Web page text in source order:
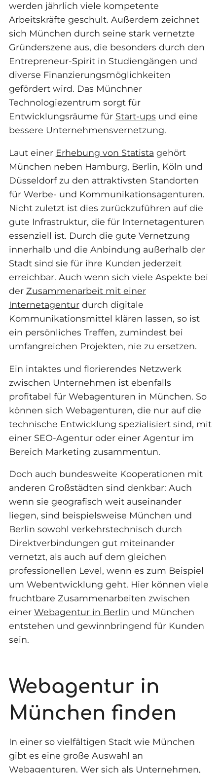
werden jährlich viele kompetente
Arbeitskräfte geschult. Außerdem zeichnet
sich München durch seine stark vernetzte
Gründerszene aus, die besonders durch den
Entrepreneur-Spirit in Studiengängen und
diverse Finanzierungsmöglichkeiten
gefördert wird. Das Münchner
Technologiezentrum sorgt für
Entwicklungsräume für Start-ups und eine
bessere Unternehmensvernetzung.
Laut einer Erhebung von Statista gehört
München neben Hamburg, Berlin, Köln und
Düsseldorf zu den attraktivsten Standorten
für Werbe- und Kommunikationsagenturen.
Nicht zuletzt ist dies zurückzuführen auf die
gute Infrastruktur, die für Internetagenturen
essenziell ist. Durch die gute Vernetzung
innerhalb und die Anbindung außerhalb der
Stadt sind sie für ihre Kunden jederzeit
erreichbar. Auch wenn sich viele Aspekte bei
der Zusammenarbeit mit einer
Internetagenturdurch digitale
Kommunikationsmittel klären lassen, so ist
ein persönliches Treffen, zumindest bei
umfangreichen Projekten, nie zu ersetzen.
Ein intaktes und florierendes Netzwerk
zwischen Unternehmen ist ebenfalls
profitabel für Webagenturen in München. So
können sich Webagenturen, die nur auf die
technische Entwicklung spezialisiert sind, mit
einer SEO-Agentur oder einer Agentur im
Bereich Marketing zusammentun.
Doch auch bundesweite Kooperationen mit
anderen Großstädten sind denkbar: Auch
wenn sie geografisch weit auseinander
liegen, sind beispielsweise München und
Berlin sowohl verkehrstechnisch durch
Direktverbindungen gut miteinander
vernetzt, als auch auf dem gleichen
professionellen Level, wenn es zum Beispiel
um Webentwicklung geht. Hier können viele
fruchtbare Zusammenarbeiten zwischen
einer Webagentur in Berlin und München
entstehen und gewinnbringend für Kunden
sein.
Webagentur in
München finden
In einer so vielfältigen Stadt wie München
gibt es eine große Auswahl an
Webagenturen. Wer sich als Unternehmen,